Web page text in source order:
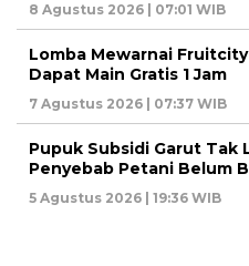
8 Agustus 2026 | 07:01 WIB
Lomba Mewarnai
Dapat Main Gratis 1 Jam
7 Agustus 2026 | 07:37 WIB
Pupuk Subsidi Garut Tak
Penyebab Petani Belum
5 Agustus 2026 | 19:36 WIB